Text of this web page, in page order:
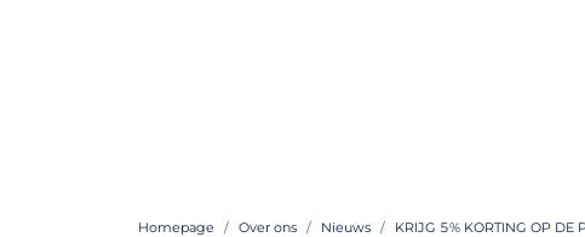
Homepage Over ons Nieuws KRIJG 5% KORTING OP DE